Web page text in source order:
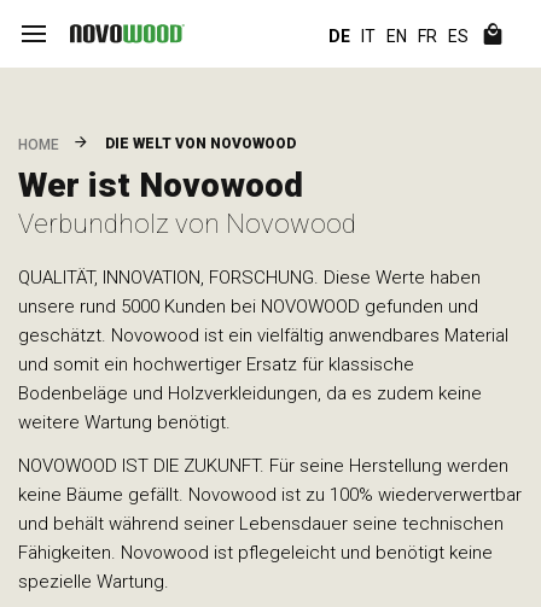
DE IT EN FR ES
HOME DIE WELT VON NOVOWOOD
Wer ist Novowood
Verbundholz von Novowood
QUALITÄT, INNOVATION, FORSCHUNG. Diese Werte haben
unsere rund 5000 Kunden bei NOVOWOOD gefunden und
geschätzt. Novowood ist ein vielfältig anwendbares Material
und somit ein hochwertiger Ersatz für klassische
Bodenbeläge und Holzverkleidungen, da es zudem keine
weitere Wartung benötigt.
NOVOWOOD IST DIE ZUKUNFT. Für seine Herstellung werden
keine Bäume gefällt. Novowood ist zu 100% wiederverwertbar
und behält während seiner Lebensdauer seine technischen
Fähigkeiten. Novowood ist pflegeleicht und benötigt keine
spezielle Wartung.